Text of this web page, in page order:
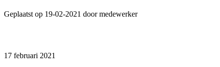
Geplaatst op 19-02-2021 door medewerker
17 februari 2021